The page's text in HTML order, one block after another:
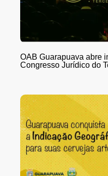
OAB Guarapuava abre
Congresso Jurídico do